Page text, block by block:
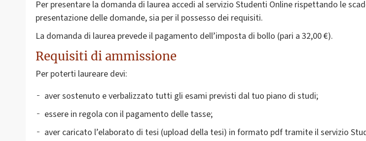
Per presentare la domanda di laurea accedi al servizio Studenti Online rispettando le
presentazione delle domande, sia per il possesso dei requisiti.
La domanda di laurea prevede il pagamento dell’imposta di bollo (pari a 32,00 €).
Requisiti di ammissione
Per poterti laureare devi:
aver sostenuto e verbalizzato tutti gli esami previsti dal tuo piano di studi;
essere in regola con il pagamento delle tasse;
aver caricato l’elaborato di tesi (upload della tesi) in formato pdf tramite il servizio